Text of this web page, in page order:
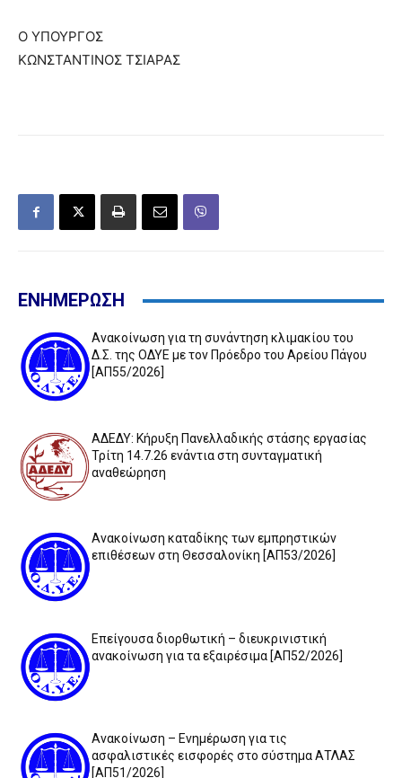
Ο ΥΠΟΥΡΓΟΣ
ΚΩΝΣΤΑΝΤΙΝΟΣ ΤΣΙΑΡΑΣ
ΕΝΗΜΕΡΩΣΗ
Ανακοίνωση για τη συνάντηση κλιμακίου του
Δ.Σ. της ΟΔΥΕ με τον Πρόεδρο του Αρείου Πάγου
[ΑΠ55/2026]
ΑΔΕΔΥ: Κήρυξη Πανελλαδικής στάσης εργασίας
Τρίτη 14.7.26 ενάντια στη συνταγματική
αναθεώρηση
Ανακοίνωση καταδίκης των εμπρηστικών
επιθέσεων στη Θεσσαλονίκη [ΑΠ53/2026]
Επείγουσα διορθωτική – διευκρινιστική
ανακοίνωση για τα εξαιρέσιμα [ΑΠ52/2026]
Ανακοίνωση – Ενημέρωση για τις
ασφαλιστικές εισφορές στο σύστημα ΑΤΛΑΣ
[ΑΠ51/2026]